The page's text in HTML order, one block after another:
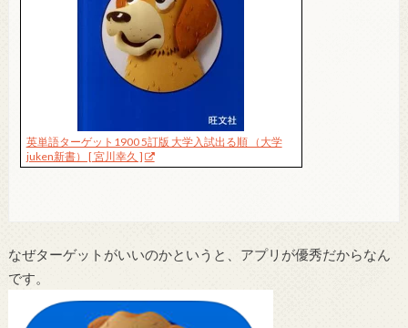
英単語ターゲット1900 5訂版 大学入試出る順 （大学
juken新書） [ 宮川幸久 ]
なぜターゲットがいいのかというと、アプリが優秀だからなん
です。